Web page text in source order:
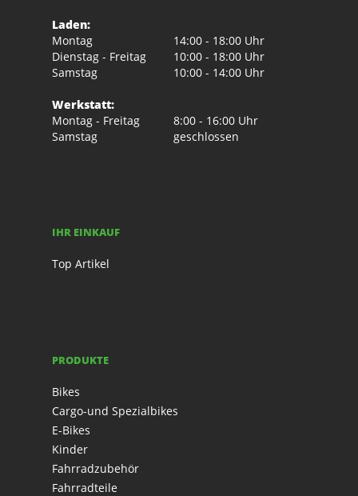
Laden:
Montag
14:00 - 18:00 Uhr
Dienstag - Freitag
10:00 - 18:00 Uhr
Samstag
10:00 - 14:00 Uhr
Werkstatt:
Montag - Freitag
8:00 - 16:00 Uhr
Samstag
geschlossen
IHR EINKAUF
Top Artikel
PRODUKTE
Bikes
Cargo-und Spezialbikes
E-Bikes
Kinder
Fahrradzubehör
Fahrradteile